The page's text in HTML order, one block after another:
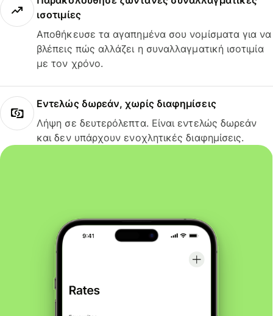
ισοτιμίες
Αποθήκευσε τα αγαπημένα σου νομίσματα για να
βλέπεις πώς αλλάζει η συναλλαγματική ισοτιμία
με τον χρόνο.
Εντελώς δωρεάν, χωρίς διαφημίσεις
Λήψη σε δευτερόλεπτα. Είναι εντελώς δωρεάν
και δεν υπάρχουν ενοχλητικές διαφημίσεις.